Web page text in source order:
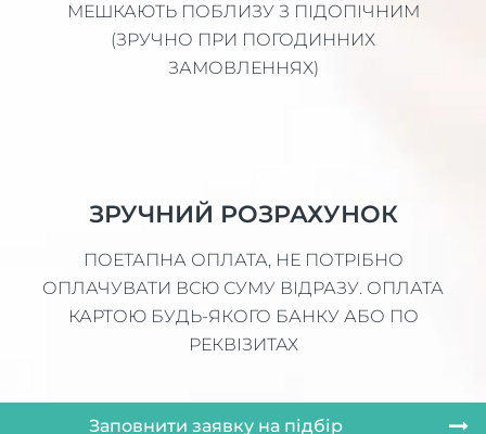
МЕШКАЮТЬ ПОБЛИЗУ З ПІДОПІЧНИМ
(ЗРУЧНО ПРИ ПОГОДИННИХ
ЗАМОВЛЕННЯХ)
ЗРУЧНИЙ РОЗРАХУНОК
ПОЕТАПНА ОПЛАТА, НЕ ПОТРІБНО
ОПЛАЧУВАТИ ВСЮ СУМУ ВІДРАЗУ. ОПЛАТА
КАРТОЮ БУДЬ-ЯКОГО БАНКУ АБО ПО
РЕКВІЗИТАХ
Заповнити заявку на підбір